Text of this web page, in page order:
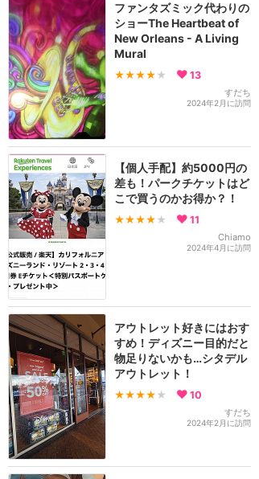
ファンタズミック代わりの
ショーThe Heartbeat of
New Orleans - A Living
Mural
★★★★ ★ 13
すだち
2024年2月に訪問
【個人手配】約5000円の
差も！パークチケットはど
こで買うのかお得か？！
★★★★ ★ 11
Chiamo
2024年4月に訪問
アウトレット好きにはおす
すめ！ディズニー目的だと
物足りないかも…シタデル
アウトレット！
★★★★ ★ 10
すだち
2024年2月に訪問